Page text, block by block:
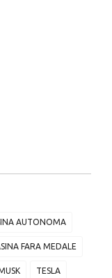
AUTONOMA
FARA MEDALE
TESLA